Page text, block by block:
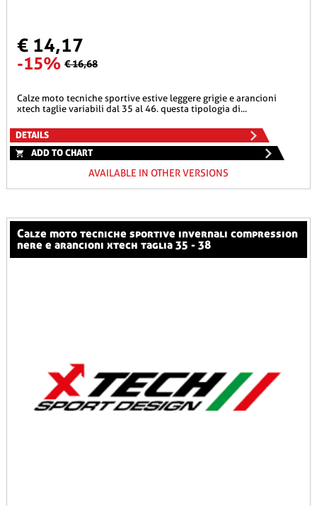
€ 14,17
-15% € 16,68
calze moto tecniche sportive estive leggere grigie e arancioni
xtech taglie variabili dal 35 al 46. questa tipologia di...
DETAILS
ADD TO CHART
AVAILABLE IN OTHER VERSIONS
calze moto tecniche sportive invernali compression
nere e arancioni xtech taglia 35 - 38